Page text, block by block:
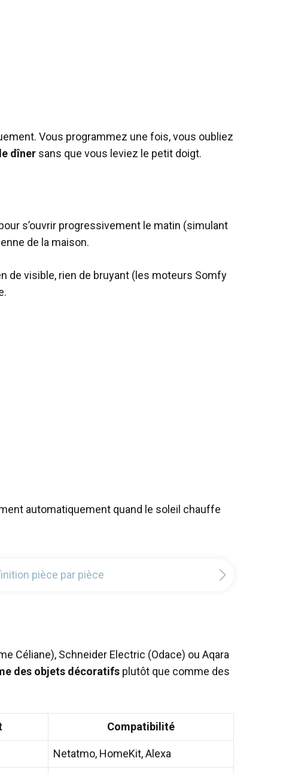
Vous programmez une fois, vous oubliez
dîner sans que vous leviez le petit doigt.
s’ouvrir progressivement le matin (simulant
de la maison.
de visible, rien de bruyant (les moteurs Somfy
automatiquement quand le soleil chauffe
pièce par pièce
Céliane), Schneider Electric (Odace) ou Aqara
des objets décoratifs plutôt que comme des
Compatibilité
Netatmo, HomeKit, Alexa